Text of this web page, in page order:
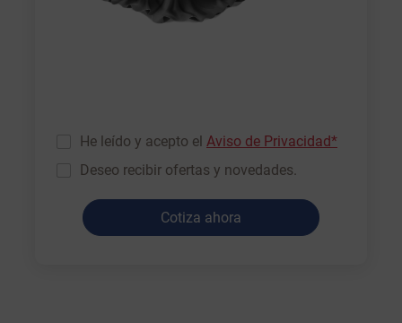
He leído y acepto el Aviso de Privacidad*
Deseo recibir ofertas y novedades.
Cotiza ahora